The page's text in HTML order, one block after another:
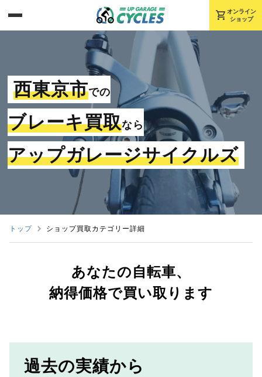
shopping_cart オンライン
ショップ
西東京市での
ブレーキ買取なら
アップガレージサイクルズ
トップ ショップ買取カテゴリー詳細
あなたの自転車、
納得価格で買い取ります
過去の実績から